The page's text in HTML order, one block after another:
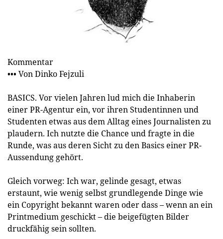
Kommentar
••• Von Dinko Fejzuli
BASICS. Vor vielen Jahren lud mich die Inhaberin
einer PR-Agentur ein, vor ihren Studentinnen und
Studenten etwas aus dem Alltag eines Journalisten zu
plaudern. Ich nutzte die Chance und fragte in die
Runde, was aus deren Sicht zu den Basics einer PR-
Aussendung gehört.
Gleich vorweg: Ich war, gelinde gesagt, etwas
erstaunt, wie wenig selbst grundlegende Dinge wie
ein Copyright bekannt waren oder dass – wenn an ein
Printmedium geschickt – die beigefügten Bilder
druckfähig sein sollten.